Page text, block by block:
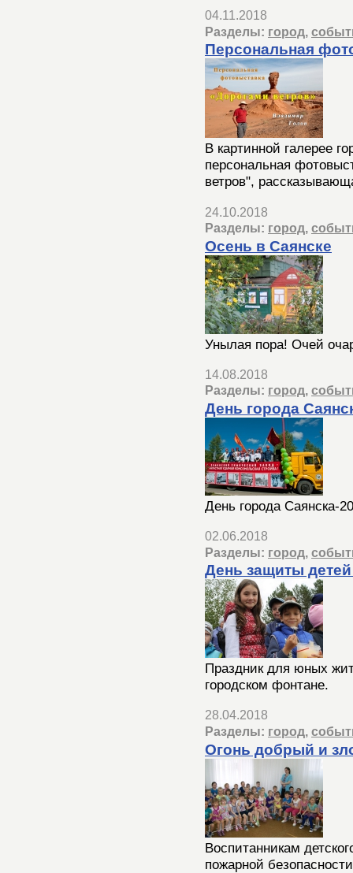
04.11.2018
Разделы: город,
Персональная
В картинной галерее
персональная
ветров",
24.10.2018
Разделы: город,
Осень в Саянске
Унылая пора! Очей
14.08.2018
Разделы: город,
День города
День города Саянска-
02.06.2018
Разделы: город,
День защиты
Праздник для юных
городском фонтане.
28.04.2018
Разделы: город,
Огонь добрый и
Воспитанникам
пожарной